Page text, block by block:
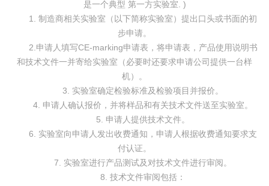
是一个典型 第一方实验室. )
1. 制造商相关实验室（以下简称实验室）提出口头或书面的初
步申请。
2.申请人填写CE-marking申请表，将申请表，产品使用说明书
和技术文件一并寄给实验室（必要时还要求申请公司提供一台样
机）。
3. 实验室确定检验标准及检验项目并报价。
4. 申请人确认报价，并将样品和有关技术文件送至实验室。
5. 申请人提供技术文件。
6. 实验室向申请人发出收费通知，申请人根据收费通知要求支
付认证。
7. 实验室进行产品测试及对技术文件进行审阅。
8. 技术文件审阅包括：